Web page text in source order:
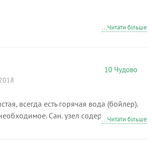
...Читати більше
10 Чудово
всегда есть горячая вода (бойлер).
Сан. узел содержится в
...Читати більше